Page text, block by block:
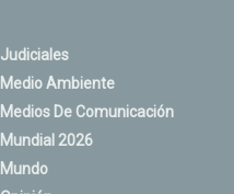
Judiciales
Medio Ambiente
Medios De Comunicación
Mundial 2026
Mundo